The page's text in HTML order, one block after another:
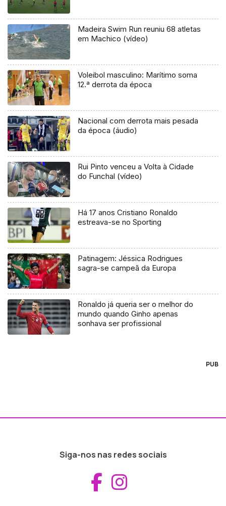
Madeira Swim Run reuniu 68 atletas
em Machico (vídeo)
Voleibol masculino: Marítimo soma
12.ª derrota da época
Nacional com derrota mais pesada
da época (áudio)
Rui Pinto venceu a Volta à Cidade
do Funchal (vídeo)
Há 17 anos Cristiano Ronaldo
estreava-se no Sporting
Patinagem: Jéssica Rodrigues
sagra-se campeã da Europa
Ronaldo já queria ser o melhor do
mundo quando Ginho apenas
sonhava ser profissional
PUB
Siga-nos nas redes sociais
Aceder ao